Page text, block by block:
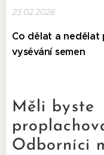
23.02.2026
Co dělat a nedělat
vysévání semen
Měli byste
Odborníci